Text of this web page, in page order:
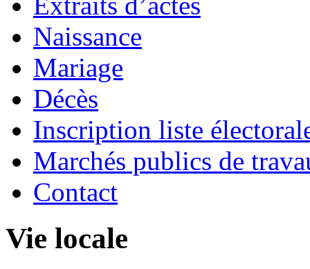
Naissance
Mariage
Décès
Inscription liste
Marchés publics de
Contact
Vie locale